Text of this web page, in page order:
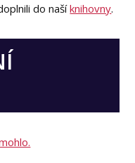
do našíknihovny.